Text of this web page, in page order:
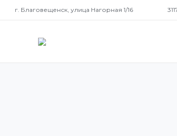
г. Благовещенск, улица Нагорная 1/16